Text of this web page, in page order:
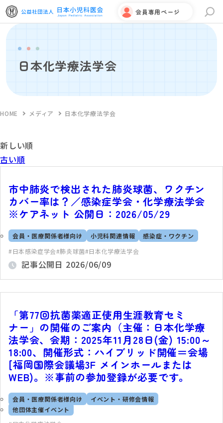
会員専用ページ
日本化学療法学会
HOME メディア 日本化学療法学会
新しい順
古い順
市中肺炎で検出された肺炎球菌、ワクチン
カバー率は？／感染症学会・化学療法学会
※ケアネット 公開日：2026/05/29
会員・医療関係者様向け 小児科関連情報
感染症・ワクチン
日本感染症学会 肺炎球菌 日本化学療法学会
記事公開日 2026/06/09
「第77回抗菌薬適正使用生涯教育セミ
ナー」の開催のご案内（主催：日本化学療
法学会、会期：2025年11月28日(金) 15:00～
18:00、開催形式：ハイブリッド開催＝会場
[福岡国際会議場3F メインホールまたは
WEB)。※事前の参加登録が必要です。
会員・医療関係者様向け
イベント・研修会情報
他団体主催イベント